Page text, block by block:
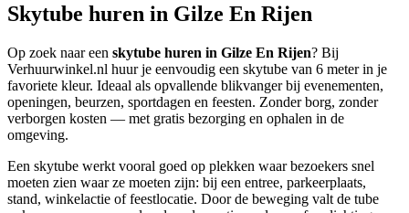
Skytube huren in Gilze En Rijen
Op zoek naar een skytube huren in Gilze En Rijen? Bij
Verhuurwinkel.nl huur je eenvoudig een skytube van 6 meter in je
favoriete kleur. Ideaal als opvallende blikvanger bij evenementen,
openingen, beurzen, sportdagen en feesten. Zonder borg, zonder
verborgen kosten — met gratis bezorging en ophalen in de
omgeving.
Een skytube werkt vooral goed op plekken waar bezoekers snel
moeten zien waar ze moeten zijn: bij een entree, parkeerplaats,
stand, winkelactie of feestlocatie. Door de beweging valt de tube